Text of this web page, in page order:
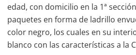
edad, con domicilio en la 1ª
paquetes en forma de ladrillo
color negro, los cuales en su
blanco con las características a la